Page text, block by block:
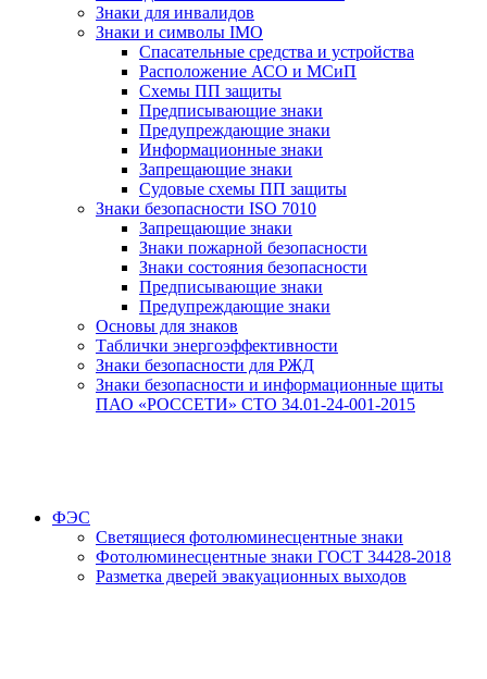
Знаки для инвалидов
Знаки и символы IMO
Спасательные средства и устройства
Расположение АСО и МСиП
Схемы ПП защиты
Предписывающие знаки
Предупреждающие знаки
Информационные знаки
Запрещающие знаки
Судовые схемы ПП защиты
Знаки безопасности ISO 7010
Запрещающие знаки
Знаки пожарной безопасности
Знаки состояния безопасности
Предписывающие знаки
Предупреждающие знаки
Основы для знаков
Таблички энергоэффективности
Знаки безопасности для РЖД
Знаки безопасности и информационные щиты
ПАО «РОССЕТИ» СТО 34.01-24-001-2015
ФЭС
Светящиеся фотолюминесцентные знаки
Фотолюминесцентные знаки ГОСТ 34428-2018
Разметка дверей эвакуационных выходов